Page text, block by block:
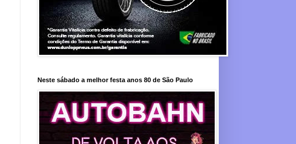
Neste sábado a melhor festa anos 80 de São Paulo